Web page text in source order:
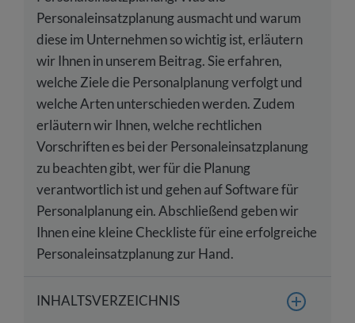
Personaleinsatzplanung ausmacht und warum
diese im Unternehmen so wichtig ist, erläutern
wir Ihnen in unserem Beitrag. Sie erfahren,
welche Ziele die Personalplanung verfolgt und
welche Arten unterschieden werden. Zudem
erläutern wir Ihnen, welche rechtlichen
Vorschriften es bei der Personaleinsatzplanung
zu beachten gibt, wer für die Planung
verantwortlich ist und gehen auf Software für
Personalplanung ein. Abschließend geben wir
Ihnen eine kleine Checkliste für eine erfolgreiche
Personaleinsatzplanung zur Hand.
INHALTSVERZEICHNIS